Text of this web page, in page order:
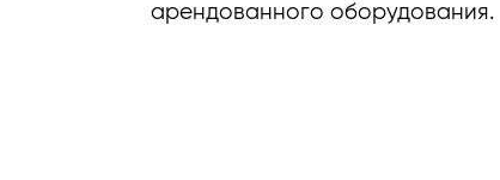
арендованного оборудования.